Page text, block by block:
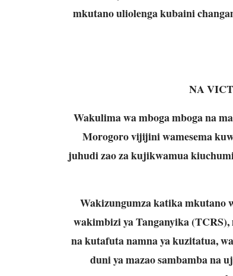
mkutano uliolenga kubaini
NA
Wakulima wa mboga mboga na
Morogoro vijijini wamesema
juhudi zao za kujikwamua
Wakizungumza katika mkutano
wakimbizi ya Tanganyika
na kutafuta namna ya kuzitatua,
duni ya mazao sambamba na